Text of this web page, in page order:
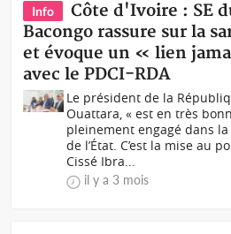
Info
Côte d'Ivoire : SE
Bacongo rassure sur la
et évoque un « lien
avec le PDCI-RDA
Le président de la
Ouattara, « est en très
pleinement engagé dans
de l’État. C’est la mise au
Cissé Ibra...
il y a 3 mois